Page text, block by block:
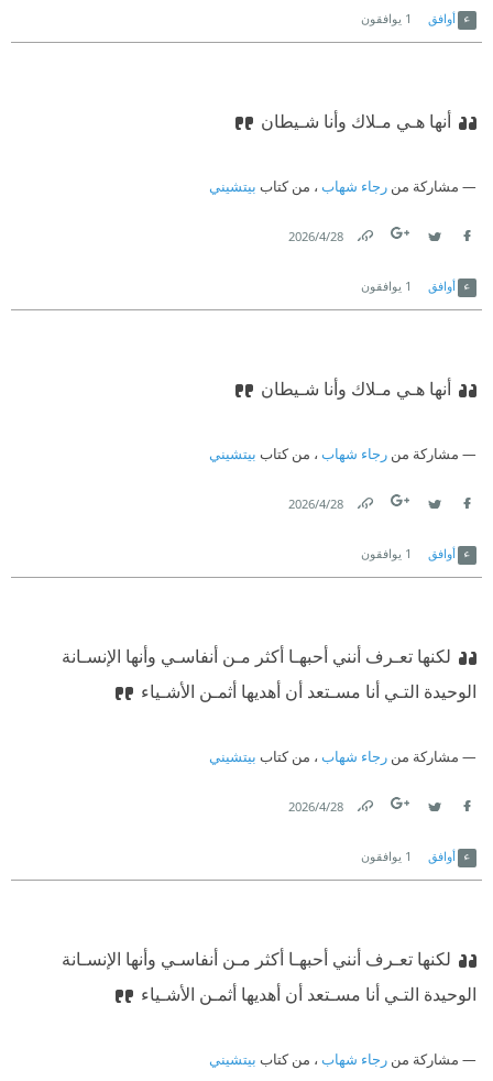
أوافق 1 يوافقون
أنها هـي مـلاك وأنا شـيطان
مشاركة من رجاء شهاب ، من كتاب بيتشيني
28‏/4‏/2026
أوافق 1 يوافقون
أنها هـي مـلاك وأنا شـيطان
مشاركة من رجاء شهاب ، من كتاب بيتشيني
28‏/4‏/2026
أوافق 1 يوافقون
لكنها تعـرف أنني أحبهـا أكثر مـن أنفاسـي وأنها الإنسـانة
الوحيدة التـي أنا مسـتعد أن أهديها أثمـن الأشـياء
مشاركة من رجاء شهاب ، من كتاب بيتشيني
28‏/4‏/2026
أوافق 1 يوافقون
لكنها تعـرف أنني أحبهـا أكثر مـن أنفاسـي وأنها الإنسـانة
الوحيدة التـي أنا مسـتعد أن أهديها أثمـن الأشـياء
مشاركة من رجاء شهاب ، من كتاب بيتشيني